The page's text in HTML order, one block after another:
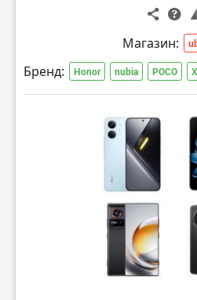
Магазин:
Бренд: Honor nubia POCO